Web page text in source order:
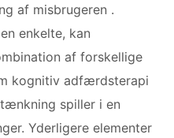
af misbrugeren .
enkelte, kan
af forskellige
kognitiv adfærdsterapi
spiller i en
Yderligere elementer